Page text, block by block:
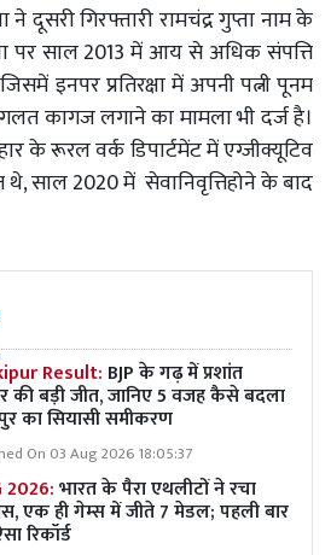
दूसरी गिरफ्तारी रामचंद्र गुप्ता नाम के
पर साल 2013 में आय से अधिक संपत्ति
इनपर प्रतिरक्षा में अपनी पत्नी पूनम
कागज लगाने का मामला भी दर्ज है।
के रूरल वर्क डिपार्टमेंट में एग्जीक्यूटिव
साल 2020 में सेवानिवृत्तिहोने के बाद
Result: BJP के गढ़ में प्रशांत
की बड़ी जीत, जानिए 5 वजह कैसे बदला
का सियासी समीकरण
On 03 Aug 2026 18:05:37
2026:भारत के पैरा एथलीटों ने रचा
एक ही गेम्स में जीते 7 मेडल; पहली बार
रिकॉर्ड